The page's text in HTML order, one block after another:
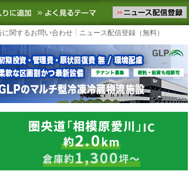
物流ニュースをお届けします。物流ニュ
お気に入りに追加 よく見るテーマ
に関するお問い合わせ ニュース配信登録（無料）